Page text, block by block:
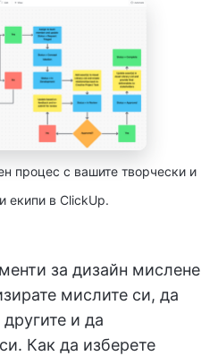
процес с вашите творчески и
екипи в ClickUp.
за дизайн мислене
мислите си, да
и да
Как да изберете